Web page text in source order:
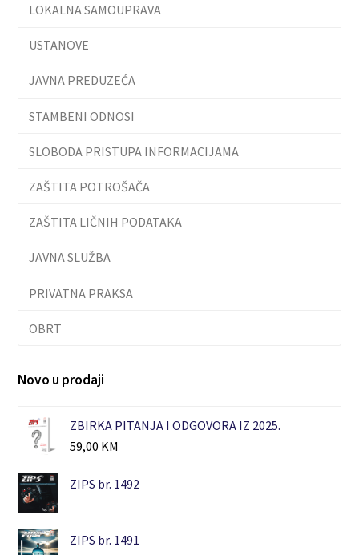
LOKALNA SAMOUPRAVA
USTANOVE
JAVNA PREDUZEĆA
STAMBENI ODNOSI
SLOBODA PRISTUPA INFORMACIJAMA
ZAŠTITA POTROŠAČA
ZAŠTITA LIČNIH PODATAKA
JAVNA SLUŽBA
PRIVATNA PRAKSA
OBRT
Novo u prodaji
ZBIRKA PITANJA I ODGOVORA IZ 2025.
59,00 KM
ZIPS br. 1492
ZIPS br. 1491